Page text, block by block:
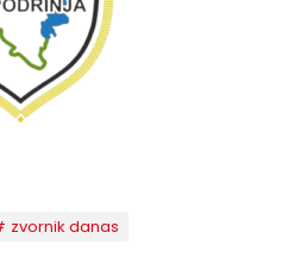
zvornik danas